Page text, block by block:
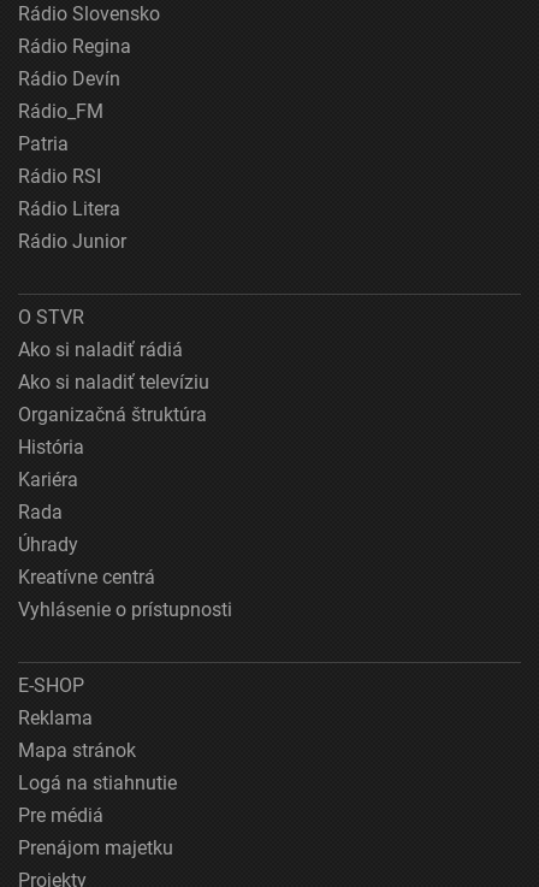
Rádio Slovensko
Rádio Regina
Rádio Devín
Rádio_FM
Patria
Rádio RSI
Rádio Litera
Rádio Junior
O STVR
Ako si naladiť rádiá
Ako si naladiť televíziu
Organizačná štruktúra
História
Kariéra
Rada
Úhrady
Kreatívne centrá
Vyhlásenie o prístupnosti
E-SHOP
Reklama
Mapa stránok
Logá na stiahnutie
Pre médiá
Prenájom majetku
Projekty